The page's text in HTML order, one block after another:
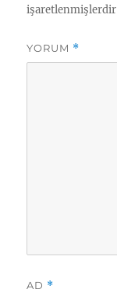
işaretlenmişlerdir
YORUM *
AD *